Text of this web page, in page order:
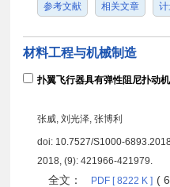
参考文献 相关文章
材料工程与机械制造
扑翼飞行器具有弹性阻尼扑动
张威, 刘光泽, 张博利
doi: 10.7527/S1000-
2018, (9): 421966-421979.
全文： PDF [ 8222 K ] (